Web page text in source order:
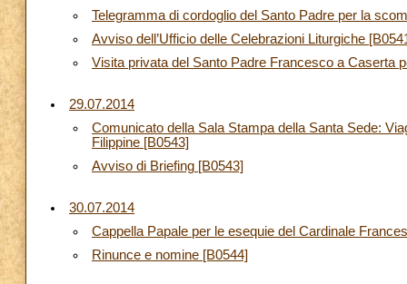
Telegramma di cordoglio del Santo Padre per la
Avviso dell’Ufficio delle Celebrazioni Liturgiche
Visita privata del Santo Padre Francesco a Caserta
29.07.2014
Comunicato della Sala Stampa della Santa Sede:
Filippine [B0543]
Avviso di Briefing [B0543]
30.07.2014
Cappella Papale per le esequie del Cardinale
Rinunce e nomine [B0544]